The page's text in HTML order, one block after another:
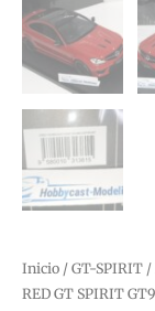
Inicio / GT-SPIRIT /
RED GT SPIRIT